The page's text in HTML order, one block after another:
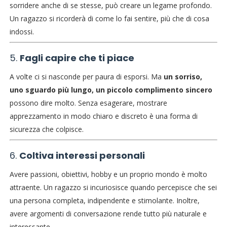
sorridere anche di se stesse, può creare un legame profondo.
Un ragazzo si ricorderà di come lo fai sentire, più che di cosa
indossi.
5. Fagli capire che ti piace
A volte ci si nasconde per paura di esporsi. Ma un sorriso,
uno sguardo più lungo, un piccolo complimento sincero
possono dire molto. Senza esagerare, mostrare
apprezzamento in modo chiaro e discreto è una forma di
sicurezza che colpisce.
6. Coltiva interessi personali
Avere passioni, obiettivi, hobby e un proprio mondo è molto
attraente. Un ragazzo si incuriosisce quando percepisce che sei
una persona completa, indipendente e stimolante. Inoltre,
avere argomenti di conversazione rende tutto più naturale e